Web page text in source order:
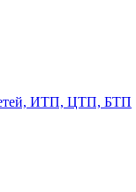
ИТП, ЦТП, БТП